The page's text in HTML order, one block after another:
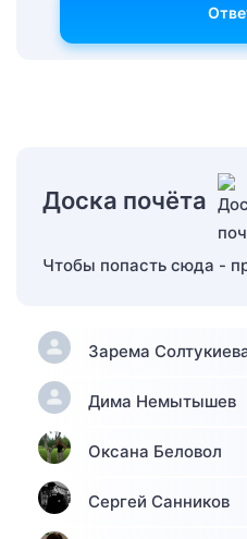
Доска почёта
Чтобы попасть сюда -
Зарема
Дима Немытышев
Оксана Беловол
Сергей Санников